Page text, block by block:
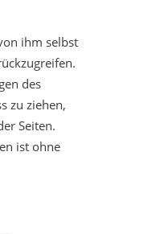
ihm selbst
des
zu ziehen,
Seiten.
ist ohne